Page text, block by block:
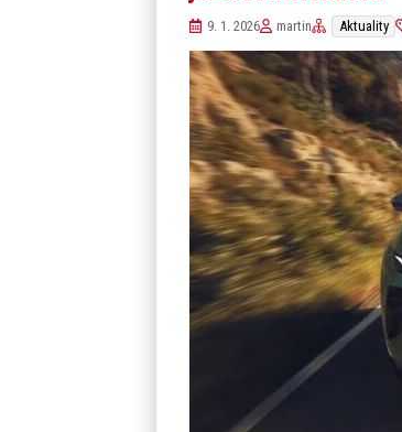
9. 1. 2026 martin Aktuality